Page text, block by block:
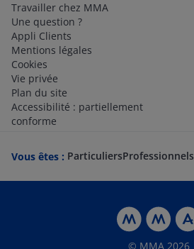
Travailler chez MMA
Une question ?
Appli Clients
Mentions légales
Cookies
Vie privée
Plan du site
Accessibilité : partiellement
conforme
Vous êtes : ParticuliersProfessionnels
© MMA 2026